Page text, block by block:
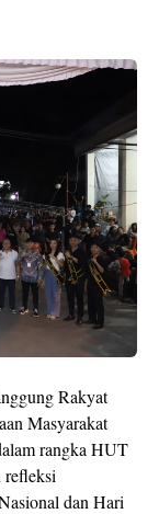
Rakyat
Masyarakat
rangka HUT
refleksi
dan Hari